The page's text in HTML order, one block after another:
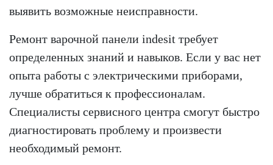
выявить возможные неисправности.
Ремонт варочной панели indesit требует
определенных знаний и навыков. Если у вас нет
опыта работы с электрическими приборами,
лучше обратиться к профессионалам.
Специалисты сервисного центра смогут быстро
диагностировать проблему и произвести
необходимый ремонт.